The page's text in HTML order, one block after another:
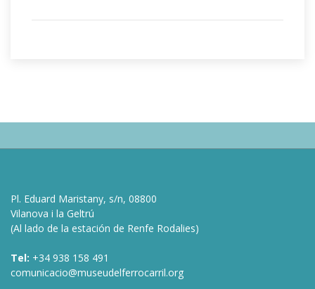
Pl. Eduard Maristany, s/n, 08800
Vilanova i la Geltrú
(Al lado de la estación de Renfe Rodalies)
Tel: +34 938 158 491
comunicacio@museudelferrocarril.org